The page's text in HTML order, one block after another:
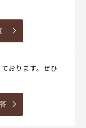
おります。ぜひ